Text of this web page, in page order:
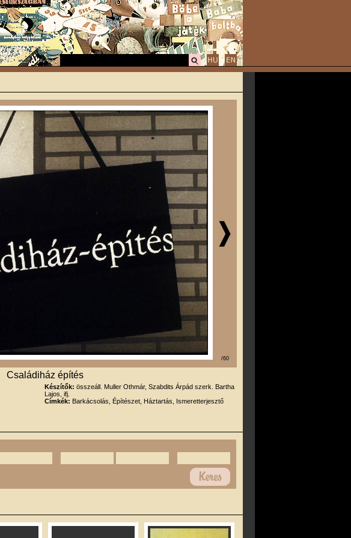
/60
Családiház építés
Készítők: összeáll. Muller Othmár, Szabdits Árpád szerk. Bartha
Lajos, ifj.
Címkék: Barkácsolás, Építészet, Háztartás, Ismeretterjesztő